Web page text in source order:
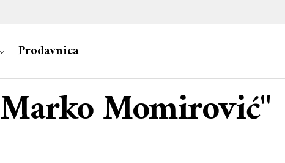
Prodavnica
Momirović"